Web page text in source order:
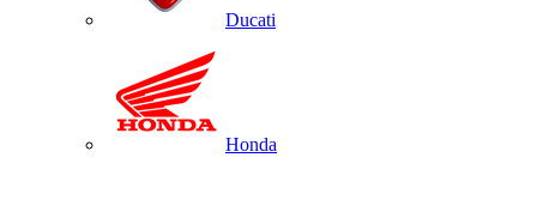
Ducati
Honda